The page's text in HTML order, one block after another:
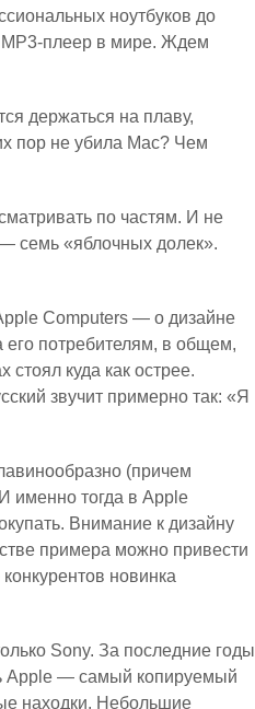
ноутбуков до
плеер в мире. Ждем
держаться на плаву,
пор не убила Mac? Чем
по частям. И не
семь «яблочных долек».
Computers — о дизайне
его потребителям, в общем,
куда как острее.
звучит примерно так: «Я
(причем
именно тогда в Apple
Внимание к дизайну
примера можно привести
новинка
Sony. За последние годы
Apple — самый копируемый
находки. Небольшие